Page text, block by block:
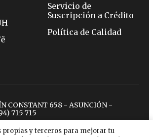
propias y terceros para mejorar tu
Servicio de
Suscripción a Crédito
Política de Calidad
CONSTANT 658 - ASUNCIÓN -
715 715